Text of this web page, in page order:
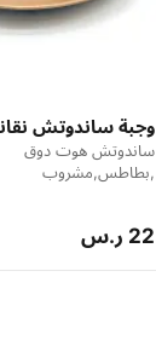
وجبة ساندوتش
ساندوتش هوت دوق
,بطاطس,مشروب
22 ر.س